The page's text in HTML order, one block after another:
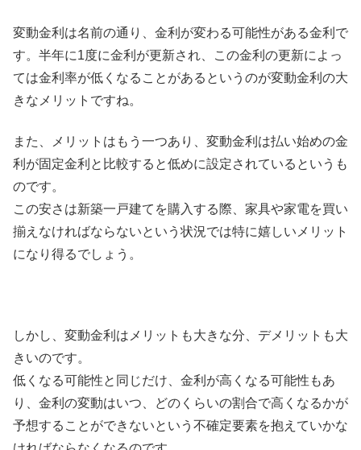
変動金利は名前の通り、金利が変わる可能性がある金利で
す。半年に1度に金利が更新され、この金利の更新によっ
ては金利率が低くなることがあるというのが変動金利の大
きなメリットですね。
また、メリットはもう一つあり、変動金利は払い始めの金
利が固定金利と比較すると低めに設定されているというも
のです。
この安さは新築一戸建てを購入する際、家具や家電を買い
揃えなければならないという状況では特に嬉しいメリット
になり得るでしょう。
しかし、変動金利はメリットも大きな分、デメリットも大
きいのです。
低くなる可能性と同じだけ、金利が高くなる可能性もあ
り、金利の変動はいつ、どのくらいの割合で高くなるかが
予想することができないという不確定要素を抱えていかな